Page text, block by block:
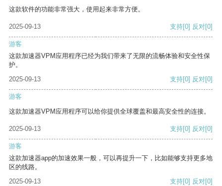
这款软件的功能非常强大，使用起来非常方便。
2025-09-13 支持[0] 反对[0]
游客
这款加速器VPM应用程序已经为我们带来了无限的流畅体验和安全性保
护。
2025-09-13
支持[0] 反对[0]
游客
这款加速器VPM应用程序可以给你提供全球覆盖和最高安全性的连接。
2025-09-13 支持[0] 反对[0]
游客
这款加速器app的加速效果一般，可以再提升一下，比如能够支持更多地
区的线路。
2025-09-13
支持[0] 反对[0]